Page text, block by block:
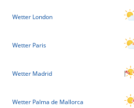
Wetter London
Wetter Paris
Wetter Madrid
Wetter Palma de Mallorca